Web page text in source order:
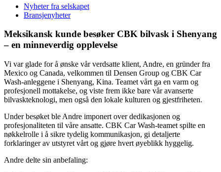
Nyheter fra selskapet
Bransjenyheter
Meksikansk kunde besøker CBK bilvask i Shenyang
– en minneverdig opplevelse
Vi var glade for å ønske vår verdsatte klient, Andre, en gründer fra
Mexico og Canada, velkommen til Densen Group og CBK Car
Wash-anleggene i Shenyang, Kina. Teamet vårt ga en varm og
profesjonell mottakelse, og viste frem ikke bare vår avanserte
bilvaskteknologi, men også den lokale kulturen og gjestfriheten.
Under besøket ble Andre imponert over dedikasjonen og
profesjonaliteten til våre ansatte. CBK Car Wash-teamet spilte en
nøkkelrolle i å sikre tydelig kommunikasjon, gi detaljerte
forklaringer av utstyret vårt og gjøre hvert øyeblikk hyggelig.
Andre delte sin anbefaling: